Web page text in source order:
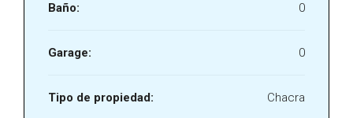
Baño: 0
Garage: 0
Tipo de propiedad: Chacra